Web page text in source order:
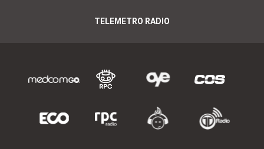
TELEMETRO RADIO